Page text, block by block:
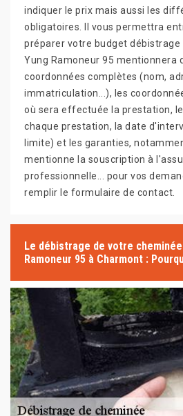
indiquer le prix mais aussi les
obligatoires. Il vous permettra
préparer votre budget débistrage
Yung Ramoneur 95 mentionnera
coordonnées complètes (nom,
immatriculation...), les
où sera effectuée la prestation,
chaque prestation, la date
limite) et les garanties,
mentionne la souscription à
professionnelle... pour vos
remplir le formulaire de contact.
Le débistrage de votre
Ramoneur 95 à Charmont :